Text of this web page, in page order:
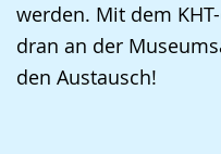
werden. Mit dem
dran an der
den Austausch!